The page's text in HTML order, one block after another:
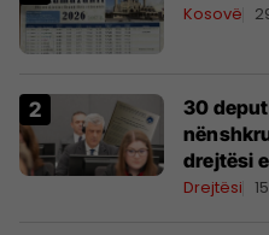
Kosovë
30
drejtësi
Drejtësi